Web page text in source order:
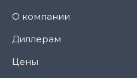
О компании
Диллерам
Цены